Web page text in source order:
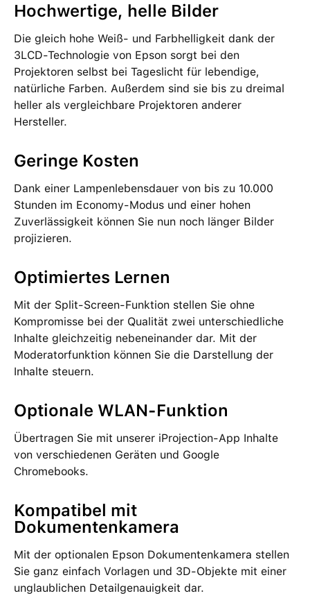
Hochwertige, helle Bilder
Die gleich hohe Weiß- und Farbhelligkeit dank der
3LCD-Technologie von Epson sorgt bei den
Projektoren selbst bei Tageslicht für lebendige,
natürliche Farben. Außerdem sind sie bis zu dreimal
heller als vergleichbare Projektoren anderer
Hersteller.
Geringe Kosten
Dank einer Lampenlebensdauer von bis zu 10.000
Stunden im Economy-Modus und einer hohen
Zuverlässigkeit können Sie nun noch länger Bilder
projizieren.
Optimiertes Lernen
Mit der Split-Screen-Funktion stellen Sie ohne
Kompromisse bei der Qualität zwei unterschiedliche
Inhalte gleichzeitig nebeneinander dar. Mit der
Moderatorfunktion können Sie die Darstellung der
Inhalte steuern.
Optionale WLAN-Funktion
Übertragen Sie mit unserer iProjection-App Inhalte
von verschiedenen Geräten und Google
Chromebooks.
Kompatibel mit
Dokumentenkamera
Mit der optionalen Epson Dokumentenkamera stellen
Sie ganz einfach Vorlagen und 3D-Objekte mit einer
unglaublichen Detailgenauigkeit dar.